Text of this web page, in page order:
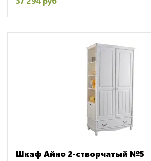
Шкаф Айно 2-створчатый №5